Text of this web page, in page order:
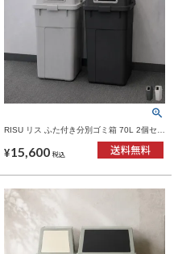
RISU リス ふた付き分別ゴミ箱 70L 2個セッ
ト | インテリア雑貨・ゴミ箱
¥15,600 税込